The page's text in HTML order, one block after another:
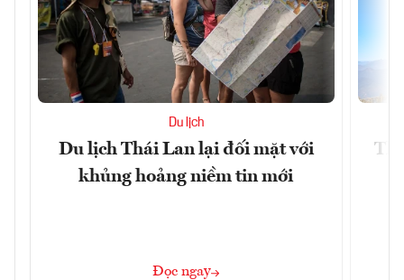
Du lịch
Du lịch Thái Lan lại đối mặt với
khủng hoảng niềm tin mới
Đọc ngay
Thị